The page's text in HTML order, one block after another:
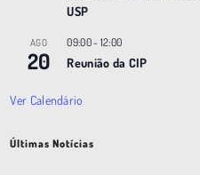
USP
AGO
20
09:00- 12:00
Reunião da CIP
Ver Calendário
Últimas Notícias